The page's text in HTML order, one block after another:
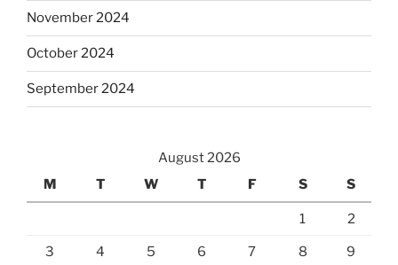
November 2024
October 2024
September 2024
August 2026
M
T W T F S S
1 2
3 4 5 6 7 8 9